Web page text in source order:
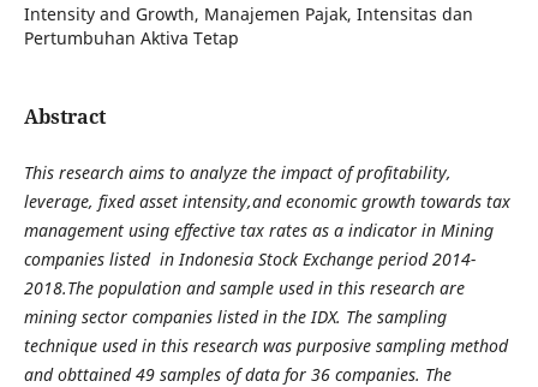
Intensity and Growth, Manajemen Pajak, Intensitas dan
Pertumbuhan Aktiva Tetap
Abstract
This research aims to analyze the impact of profitability,
leverage, fixed asset intensity,and economic growth towards tax
management using effective tax rates as a indicator in Mining
companies listed in Indonesia Stock Exchange period 2014-
2018.The population and sample used in this research are
mining sector companies listed in the IDX. The sampling
technique used in this research was purposive sampling method
and obttained 49 samples of data for 36 companies. The